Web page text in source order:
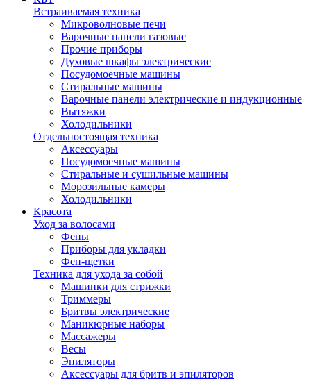
Встраиваемая техника
Микроволновые печи
Варочные панели газовые
Прочие приборы
Духовые шкафы электрические
Посудомоечные машины
Стиральные машины
Варочные панели электрические и индукционные
Вытяжки
Холодильники
Отдельностоящая техника
Аксессуары
Посудомоечные машины
Стиральные и сушильные машины
Морозильные камеры
Холодильники
Красота
Уход за волосами
Фены
Приборы для укладки
Фен-щетки
Техника для ухода за собой
Машинки для стрижки
Триммеры
Бритвы электрические
Маникюрные наборы
Массажеры
Весы
Эпиляторы
Аксессуары для бритв и эпиляторов